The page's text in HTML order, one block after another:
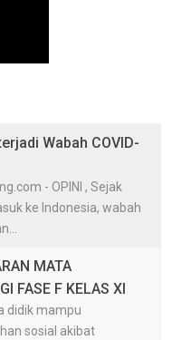
Wabah COVID-
- OPINI , Sejak
ke Indonesia, wabah
MATA
FASE F KELAS XI
didik mampu
sosial akibat